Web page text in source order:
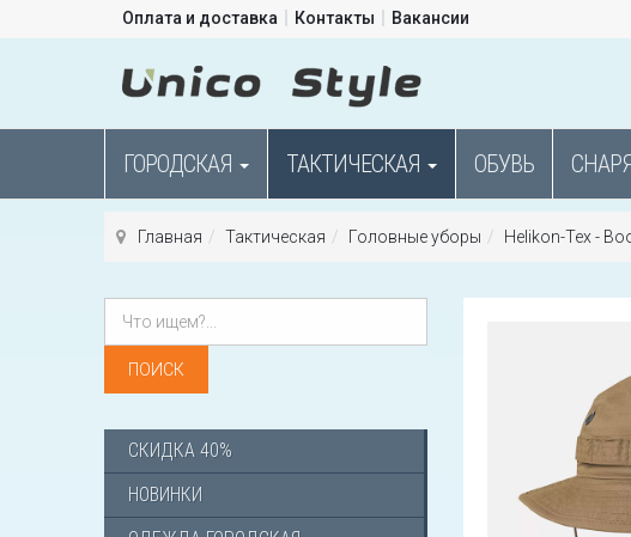
Оплата и доставка Контакты Вакансии
ГОРОДСКАЯ ТАКТИЧЕСКАЯ ОБУВЬ
Главная Тактическая Головные уборы Helikon-Tex -
СКИДКА 40%
НОВИНКИ